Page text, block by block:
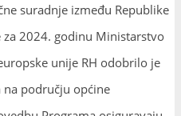
suradnje između Republike
za 2024. godinu Ministarstvo
unije RH odobrilo je
području općine